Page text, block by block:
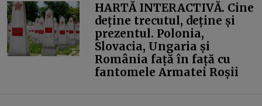
HARTĂ INTERACTIVĂ. Cine
deține trecutul, deține și
prezentul. Polonia,
Slovacia, Ungaria și
România față în față cu
fantomele Armatei Roșii